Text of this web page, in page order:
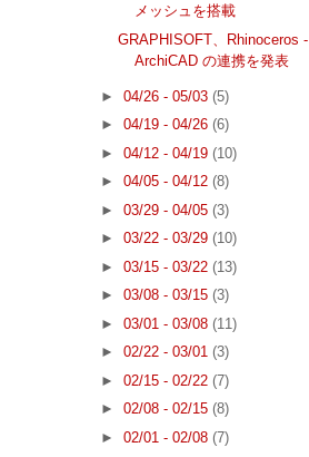
メッシュを搭載
GRAPHISOFT、Rhinoceros -
ArchiCAD の連携を発表
► 04/26 - 05/03 (5)
► 04/19 - 04/26 (6)
► 04/12 - 04/19 (10)
► 04/05 - 04/12 (8)
► 03/29 - 04/05 (3)
► 03/22 - 03/29 (10)
► 03/15 - 03/22 (13)
► 03/08 - 03/15 (3)
► 03/01 - 03/08 (11)
► 02/22 - 03/01 (3)
► 02/15 - 02/22 (7)
► 02/08 - 02/15 (8)
► 02/01 - 02/08 (7)